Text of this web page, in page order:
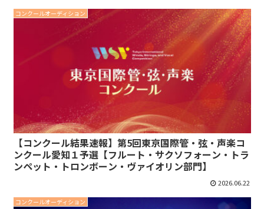
コンクールオーディション
【コンクール結果速報】第5回東京国際管・弦・声楽コ
ンクール愛知１予選【フルート・サクソフォーン・トラ
ンペット・トロンボーン・ヴァイオリン部門】
2026.06.22
コンクールオーディション